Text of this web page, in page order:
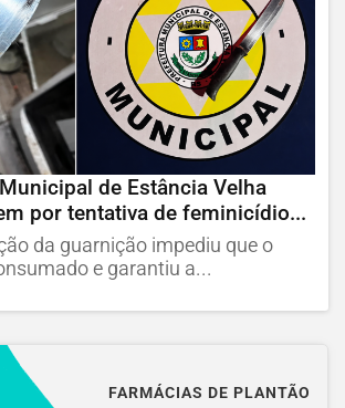
de Estância Velha
por tentativa de feminicídio...
da guarnição impediu que o
e garantiu a...
FARMÁCIAS DE PLANTÃO